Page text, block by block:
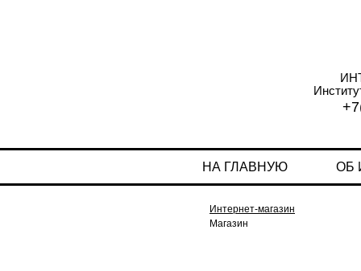
НА ГЛАВНУЮ ОБ
Интернет-магазин
Магазин